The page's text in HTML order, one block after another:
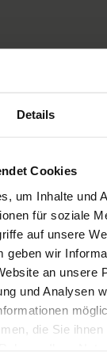
Details
Cookies
um Inhalte und
für soziale
auf unsere
geben wir
an unsere
und Analysen
die Sie ihnen
lassen
FÜR BESTATTER
Online-Portal